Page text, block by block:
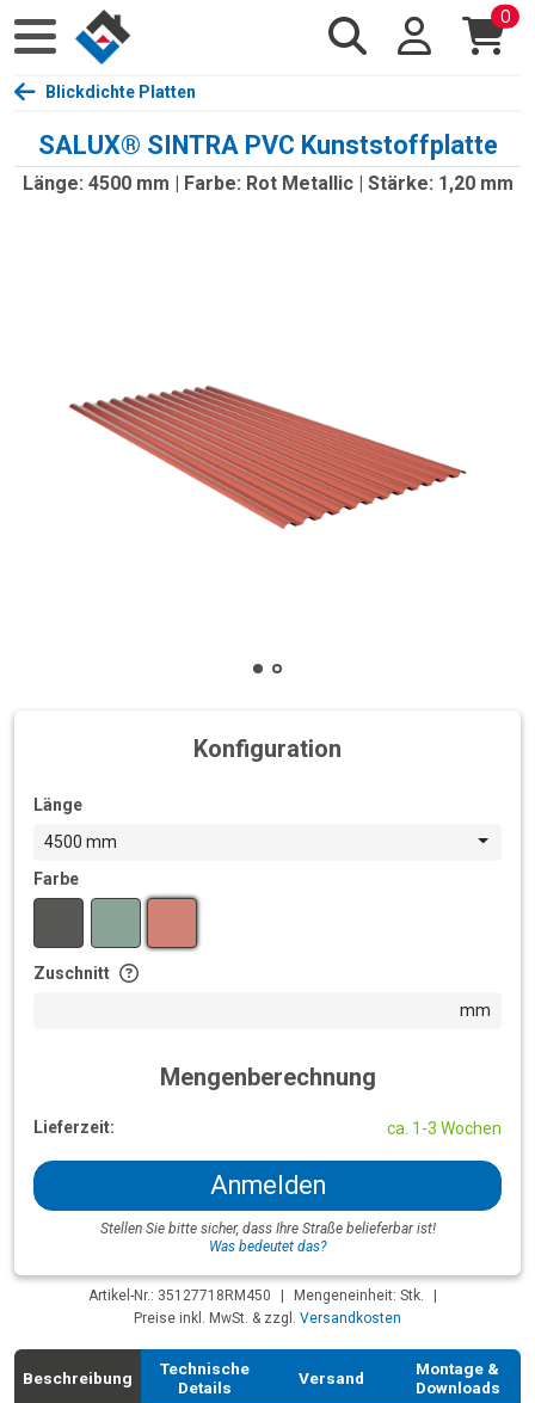
0
Blickdichte Platten
SALUX® SINTRA PVC Kunststoffplatte
Länge: 4500 mm | Farbe: Rot Metallic | Stärke: 1,20 mm
Konfiguration
Länge
4500 mm
Farbe
Zuschnitt
mm
Mengenberechnung
Lieferzeit: ca. 1-3 Wochen
Anmelden
Stellen Sie bitte sicher, dass Ihre Straße belieferbar ist!
Was bedeutet das?
Artikel-Nr.: 35127718RM450 | Mengeneinheit: Stk.
|
Preise inkl. MwSt. & zzgl. Versandkosten
Beschreibung
Technische
Details
Versand
Montage &
Downloads